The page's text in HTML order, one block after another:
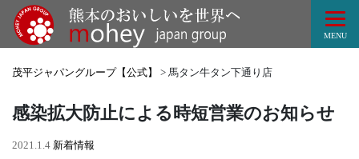
MENU
茂平ジャパングループ【公式】 > 馬タン牛タン下通り店
感染拡大防止による時短営業のお知らせ
2021.1.4 新着情報